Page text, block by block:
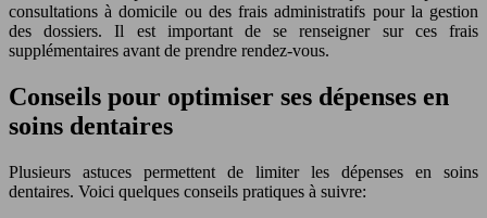
consultations à domicile ou des frais administratifs pour la gestion
des dossiers. Il est important de se renseigner sur ces frais
supplémentaires avant de prendre rendez-vous.
Conseils pour optimiser ses dépenses en
soins dentaires
Plusieurs astuces permettent de limiter les dépenses en soins
dentaires. Voici quelques conseils pratiques à suivre: